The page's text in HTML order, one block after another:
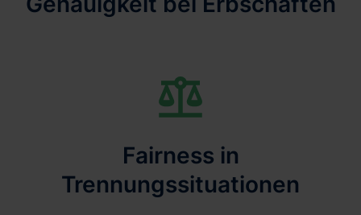
Fairness in
Trennungssituationen